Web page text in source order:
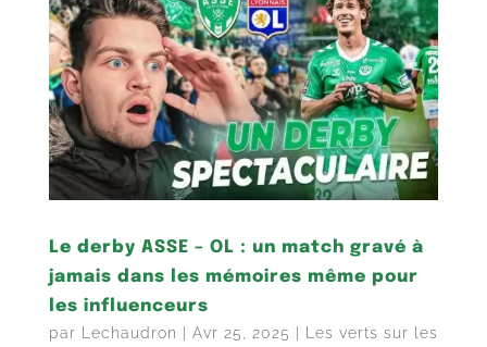
Le derby ASSE – OL : un match gravé à
jamais dans les mémoires même pour
les influenceurs
par Lechaudron | Avr 25, 2025 | Les verts sur les